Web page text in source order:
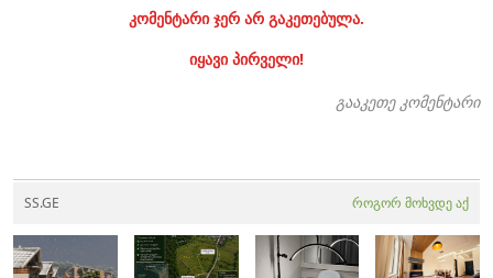
კომენტარი ჯერ არ გაკეთებულა.
იყავი პირველი!
გააკეთე კომენტარი
SS.GE როგორ მოხვდე აქ